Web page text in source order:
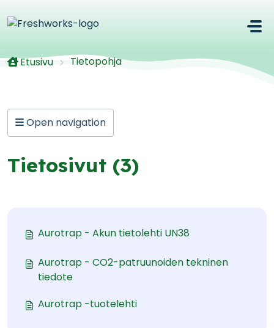
Etusivu Tietopohja
Open navigation
Tietosivut (3)
Aurotrap - Akun tietolehti UN38
Aurotrap - CO2-patruunoiden tekninen
tiedote
Aurotrap -tuotelehti